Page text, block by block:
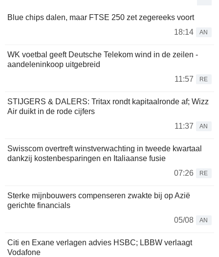
Blue chips dalen, maar FTSE 250 zet zegereeks voort
18:14
AN
WK voetbal geeft Deutsche Telekom wind in de zeilen -
aandeleninkoop uitgebreid
11:57
RE
STIJGERS & DALERS: Tritax rondt kapitaalronde af; Wizz
Air duikt in de rode cijfers
11:37
AN
Swisscom overtreft winstverwachting in tweede kwartaal
dankzij kostenbesparingen en Italiaanse fusie
07:26
RE
Sterke mijnbouwers compenseren zwakte bij op Azië
gerichte financials
05/08
AN
Citi en Exane verlagen advies HSBC; LBBW verlaagt
Vodafone